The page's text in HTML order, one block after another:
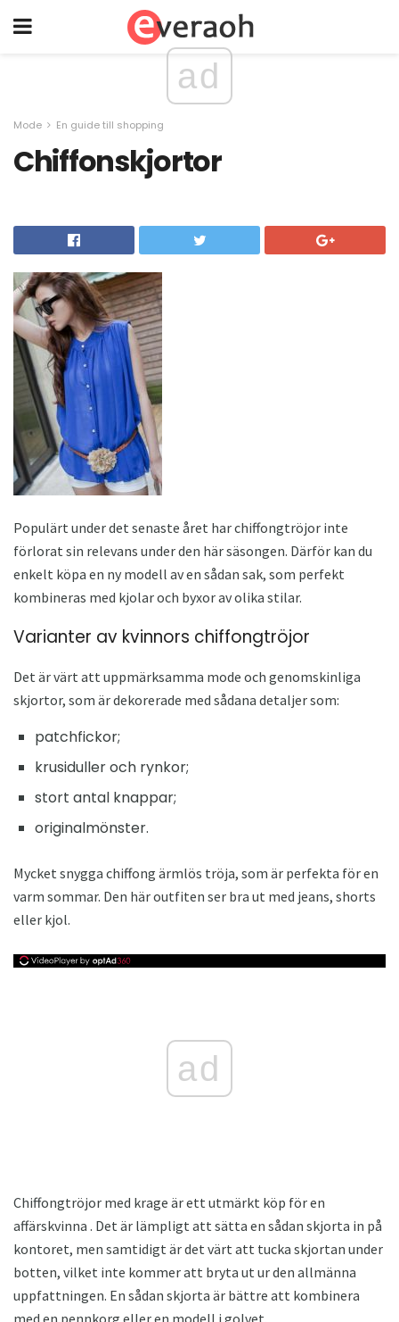
ad
Mode En guide till shopping
Chiffonskjortor
Populärt under det senaste året har chiffongtröjor inte
förlorat sin relevans under den här säsongen. Därför kan du
enkelt köpa en ny modell av en sådan sak, som perfekt
kombineras med kjolar och byxor av olika stilar.
Varianter av kvinnors chiffongtröjor
Det är värt att uppmärksamma mode och genomskinliga
skjortor, som är dekorerade med sådana detaljer som:
patchfickor;
krusiduller och rynkor;
stort antal knappar;
originalmönster.
Mycket snygga chiffong ärmlös tröja, som är perfekta för en
varm sommar. Den här outfiten ser bra ut med jeans, shorts
eller kjol.
ad
Chiffongtröjor med krage är ett utmärkt köp för en
affärskvinna . Det är lämpligt att sätta en sådan skjorta in på
kontoret, men samtidigt är det värt att tucka skjortan under
botten, vilket inte kommer att bryta ut ur den allmänna
uppfattningen. En sådan skjorta är bättre att kombinera